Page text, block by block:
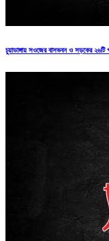
চুয়াডাঙ্গায় সওজের বাসভবন ও সড়কের ২৬টি